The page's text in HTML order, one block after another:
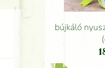
bújkáló